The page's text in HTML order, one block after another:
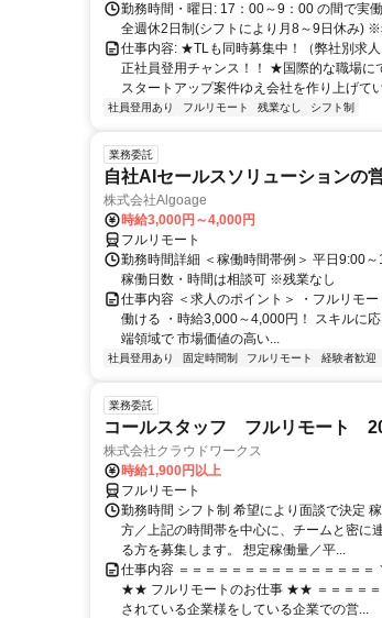
勤務時間・曜日: 17：00～9：00 の間で実
全週休2日制(シフトにより月8～9日休み)
仕事内容: ★TLも同時募集中！（弊社別求
正社員登用チャンス！！ ★国際的な職場
スタートアップ案件ゆえ会社を作り上げて
社員登用あり フルリモート 残業なし シフト制
業務委託
自社AIセールスソリューションの
株式会社Algoage
時給3,000円～4,000円
フルリモート
勤務時間詳細 ＜稼働時間帯例＞ 平日9:00
稼働日数・時間は相談可 ※残業なし
仕事内容 ＜求人のポイント＞ ・フルリモ
働ける ・時給3,000～4,000円！ スキルに
端領域で 市場価値の高い...
社員登用あり 固定時間制 フルリモート 経験者歓迎
業務委託
コールスタッフ フルリモート
株式会社クラウドワークス
時給1,900円以上
フルリモート
勤務時間 シフト制 希望により面談で決定
方／上記の時間帯を中心に、チームと密に
る方を募集します。 想定稼働量／平...
仕事内容 ＝＝＝＝＝＝＝＝＝＝＝＝＝＝＝
★★ フルリモートのお仕事 ★★ ＝＝＝＝＝
されている企業様をしている企業での営...